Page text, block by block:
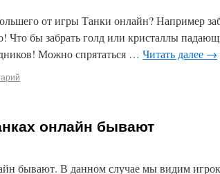
от игры Танки онлайн? Например
Что бы забрать голд или кристаллы
Можно спрятаться … Читать далее →
онлайн бывают
бывают. В данном случае мы видим